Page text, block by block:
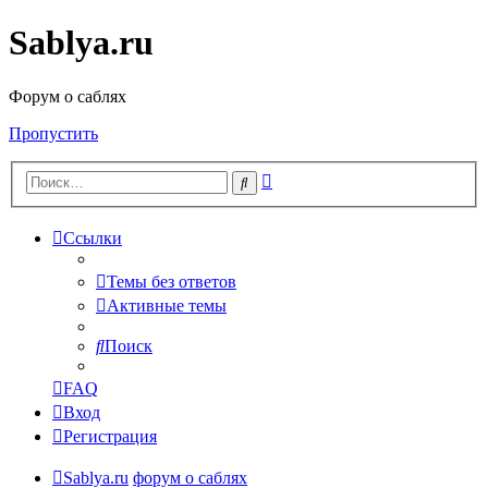
Sablya.ru
Форум о саблях
Пропустить
Поиск
Ссылки
Темы без ответов
Активные темы
Поиск
FAQ
Вход
Регистрация
Sablya.ru форум о саблях